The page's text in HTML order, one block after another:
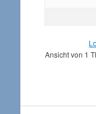
Ansicht von 1